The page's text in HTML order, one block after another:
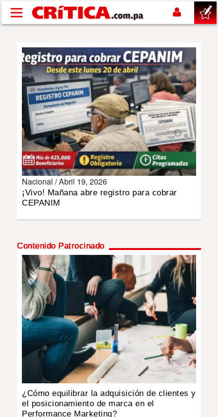
Pasar al contenido principal
SUCESOS
NACIONAL
POLÍTICA
SHOW
DEPORTES
MULTIMEDIA
IMPRESO
Nacional /Abril 19, 2026
¡Vivo! Mañana abre registro para cobrar
CEPANIM
Contenido Patrocinado
¿Cómo equilibrar la adquisición de clientes y
el posicionamiento de marca en el
Performance Marketing?